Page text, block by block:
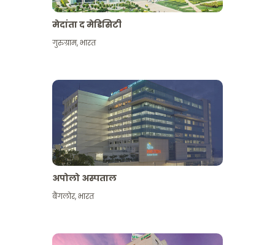
मेदांता द मेडिसिटी
गुरुग्राम,भारत
अपोलो अस्पताल
बैंगलोर,भारत